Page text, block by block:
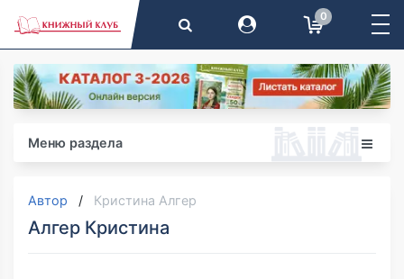
0
Меню раздела
Автор Кристина Алгер
Алгер Кристина